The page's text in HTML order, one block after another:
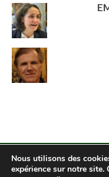
Nous utilisons des
expérience sur notre